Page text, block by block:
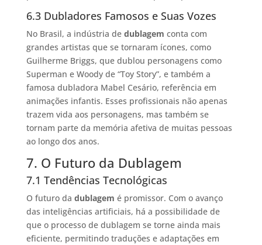
6.3 Dubladores Famosos e Suas Vozes
No Brasil, a indústria de dublagem conta com
grandes artistas que se tornaram ícones, como
Guilherme Briggs, que dublou personagens como
Superman e Woody de “Toy Story”, e também a
famosa dubladora Mabel Cesário, referência em
animações infantis. Esses profissionais não apenas
trazem vida aos personagens, mas também se
tornam parte da memória afetiva de muitas pessoas
ao longo dos anos.
7. O Futuro da Dublagem
7.1 Tendências Tecnológicas
O futuro da dublagem é promissor. Com o avanço
das inteligências artificiais, há a possibilidade de
que o processo de dublagem se torne ainda mais
eficiente, permitindo traduções e adaptações em